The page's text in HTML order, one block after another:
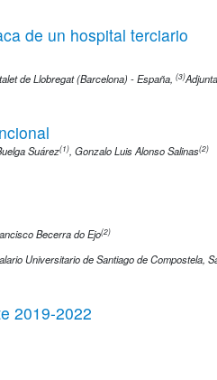
de un hospital terciario
de Llobregat (Barcelona) - España, (3)
Suárez(1), Gonzalo Luis Alonso Salinas(2)
Becerra do Ejo(2)
Universitario de Santiago de Compostela,
2019-2022